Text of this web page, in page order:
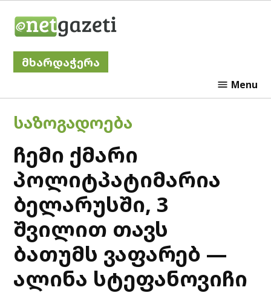
მხარდაჭერა
Menu
POSTED
IN
ᲡᲐᲖᲝᲒᲐᲓᲝᲔᲑᲐ
ჩემი ქმარი
პოლიტპატიმარია
ბელარუსში, 3
შვილით თავს
ბათუმს ვაფარებ —
ალინა სტეფანოვიჩი